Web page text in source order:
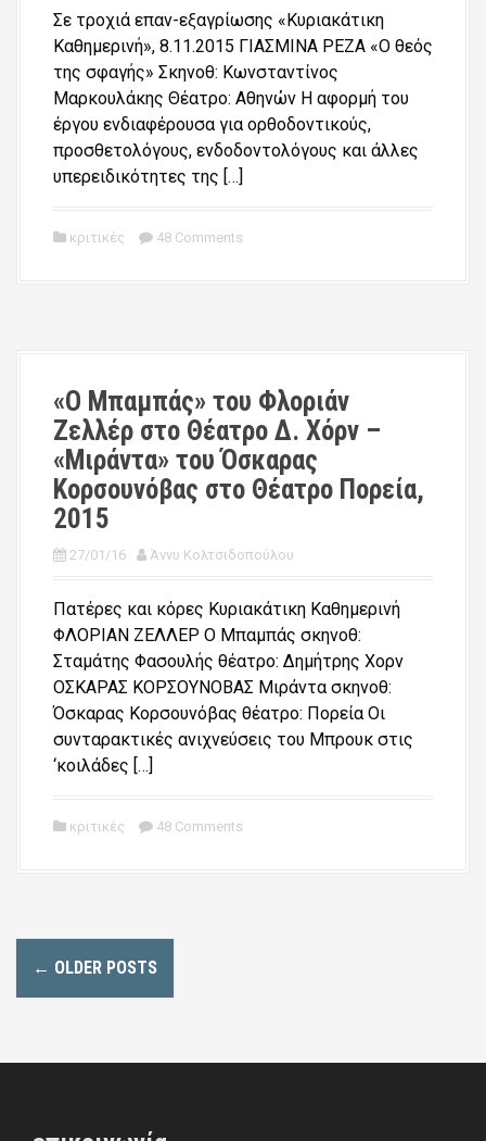
Σε τροχιά επαν-εξαγρίωσης «Kυριακάτικη
Καθημερινή», 8.11.2015 ΓΙΑΣΜΙΝΑ ΡΕΖΑ «Ο θεός
της σφαγής» Σκηνοθ: Κωνσταντίνος
Μαρκουλάκης Θέατρο: Αθηνών Η αφορμή του
έργου ενδιαφέρουσα για ορθοδοντικούς,
προσθετολόγους, ενδοδοντολόγους και άλλες
υπερειδικότητες της […]
κριτικές 48 Comments
«Ο Μπαμπάς» του Φλοριάν
Ζελλέρ στο Θέατρο Δ. Χόρν –
«Μιράντα» του Όσκαρας
Κορσουνόβας στο Θέατρο Πορεία,
2015
27/01/16 Άννυ Κολτσιδοπούλου
Πατέρες και κόρες Κυριακάτικη Καθημερινή
ΦΛΟΡΙΑΝ ΖΕΛΛΕΡ Ο Μπαμπάς σκηνοθ:
Σταμάτης Φασουλής θέατρο: Δημήτρης Χορν
ΟΣΚΑΡΑΣ ΚΟΡΣΟΥΝΟΒΑΣ Μιράντα σκηνοθ:
Όσκαρας Κορσουνόβας θέατρο: Πορεία Οι
συνταρακτικές ανιχνεύσεις του Μπρουκ στις
‘κοιλάδες […]
κριτικές 48 Comments
s
← OLDER POSTS